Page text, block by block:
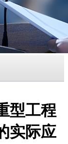
型工程
实际应